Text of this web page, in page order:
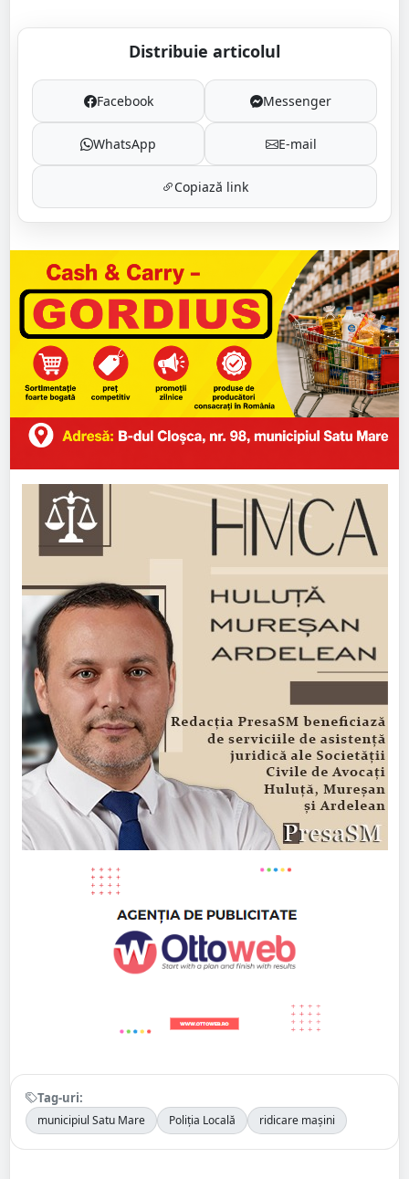
Distribuie articolul
Facebook Messenger
WhatsApp E-mail
Copiază link
Tag-uri:
municipiul Satu Mare Poliția Locală ridicare mașini